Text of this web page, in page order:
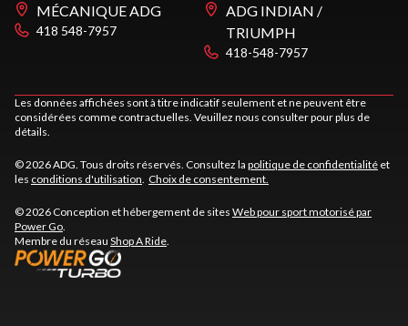
MÉCANIQUE ADG
418 548-7957
ADG INDIAN /
TRIUMPH
418-548-7957
Les données affichées sont à titre indicatif seulement et ne peuvent être
considérées comme contractuelles. Veuillez nous consulter pour plus de
détails.
© 2026 ADG. Tous droits réservés. Consultez la politique de confidentialité et
les conditions d'utilisation Choix de consentement.
© 2026 Conception et hébergement de sites Web pour sport motorisé par
Power Go
Membre du réseau Shop A Ride